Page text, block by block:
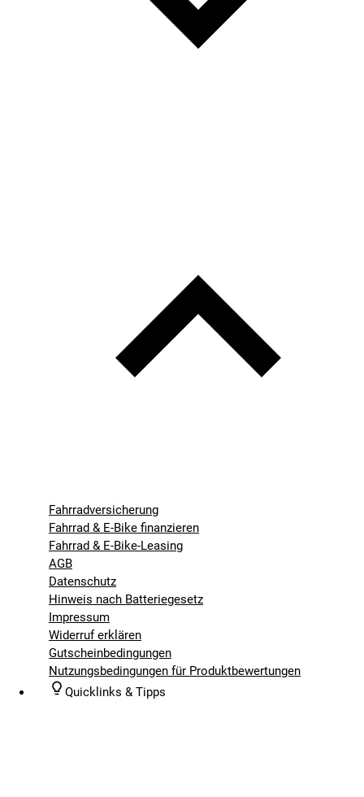
Fahrradversicherung
Fahrrad & E-Bike finanzieren
Fahrrad & E-Bike-Leasing
AGB
Datenschutz
Hinweis nach Batteriegesetz
Impressum
Widerruf erklären
Gutscheinbedingungen
Nutzungsbedingungen für Produktbewertungen
Quicklinks & Tipps